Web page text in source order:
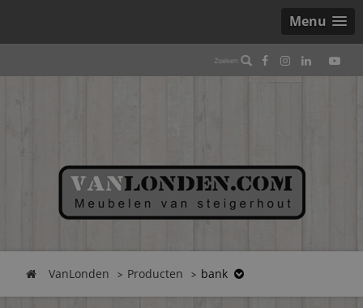
Menu
VanLonden Producten bank